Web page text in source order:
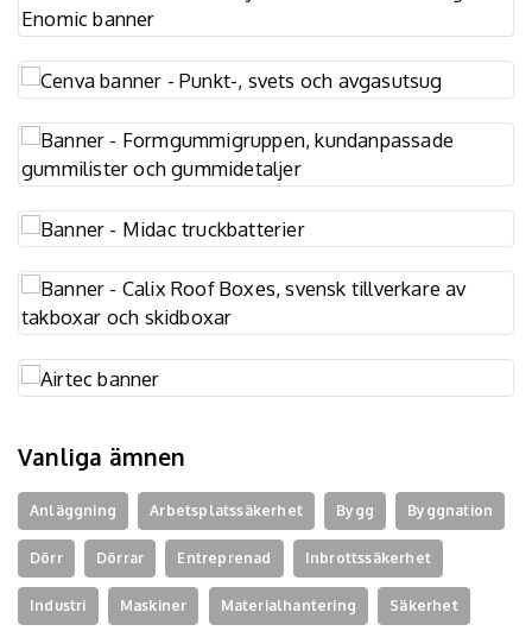
Vanliga ämnen
Anläggning Arbetsplatssäkerhet Bygg Byggnation
Dörr Dörrar Entreprenad Inbrottssäkerhet
Industri Maskiner Materialhantering Säkerhet